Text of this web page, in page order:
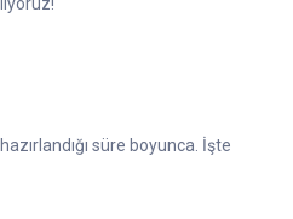
süre boyunca. İşte